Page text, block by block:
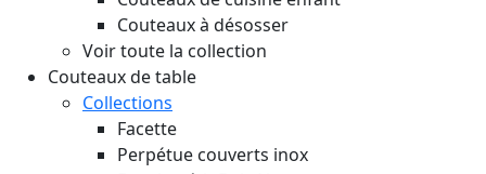
Couteaux à désosser
Voir toute la collection
Couteaux de table
Collections
Facette
Perpétue couverts inox